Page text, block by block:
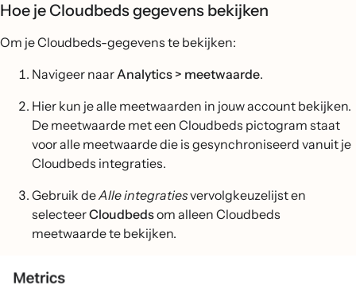
Hoe je Cloudbeds gegevens bekijken
Om je Cloudbeds-gegevens te bekijken:
Navigeer naarAnalytics > meetwaarde.
Hier kun je alle meetwaarden in jouw account bekijken.
De meetwaarde met een Cloudbeds pictogram staat
voor alle meetwaarde die is gesynchroniseerd vanuit je
Cloudbeds integraties.
Gebruik deAlle integratiesvervolgkeuzelijst en
selecteerCloudbedsom alleen Cloudbeds
meetwaarde te bekijken.